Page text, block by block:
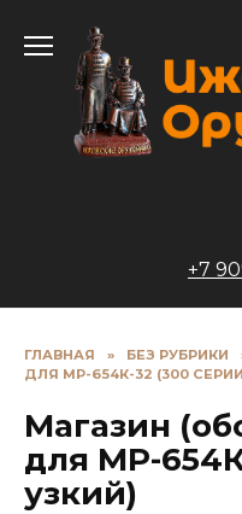
содержанию
+7
ГЛАВНАЯ » БЕЗ РУБРИКИ
ДЛЯ МР-654К-32 (300
Магазин
для МР-
узкий)